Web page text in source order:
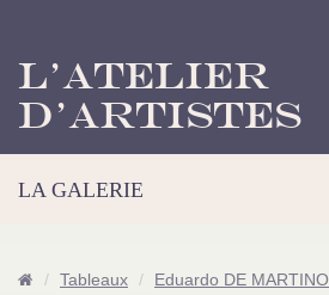
L’Atelier
d’Artistes
LA GALERIE
Tableaux Eduardo DE MARTINO